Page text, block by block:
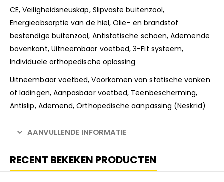
CE, Veiligheidsneuskap, Slipvaste buitenzool,
Energieabsorptie van de hiel, Olie- en brandstof
bestendige buitenzool, Antistatische schoen, Ademende
bovenkant, Uitneembaar voetbed, 3-Fit systeem,
Individuele orthopedische oplossing
Uitneembaar voetbed, Voorkomen van statische vonken
of ladingen, Aanpasbaar voetbed, Teenbescherming,
Antislip, Ademend, Orthopedische aanpassing (Neskrid)
AANVULLENDE INFORMATIE
RECENT BEKEKEN PRODUCTEN